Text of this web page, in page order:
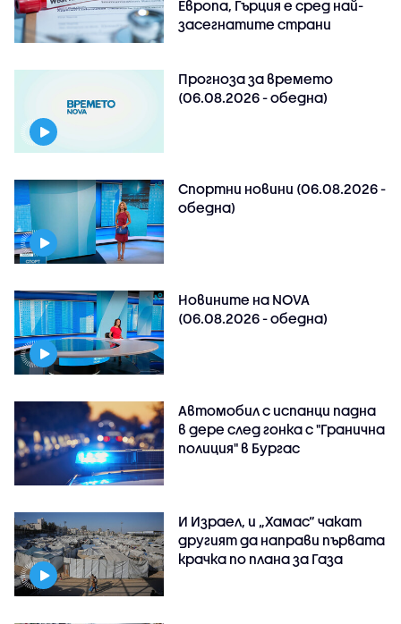
Европа, Гърция е сред най-
засегнатите страни
Прогноза за времето
(06.08.2026 - обедна)
Спортни новини (06.08.2026 -
обедна)
Новините на NOVA
(06.08.2026 - обедна)
Автомобил с испанци падна
в дере след гонка с "Гранична
полиция" в Бургас
И Израел, и „Хамас“ чакат
другият да направи първата
крачка по плана за Газа